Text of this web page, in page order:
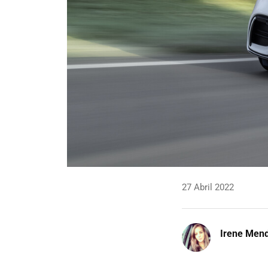
27 Abril 2022
Irene